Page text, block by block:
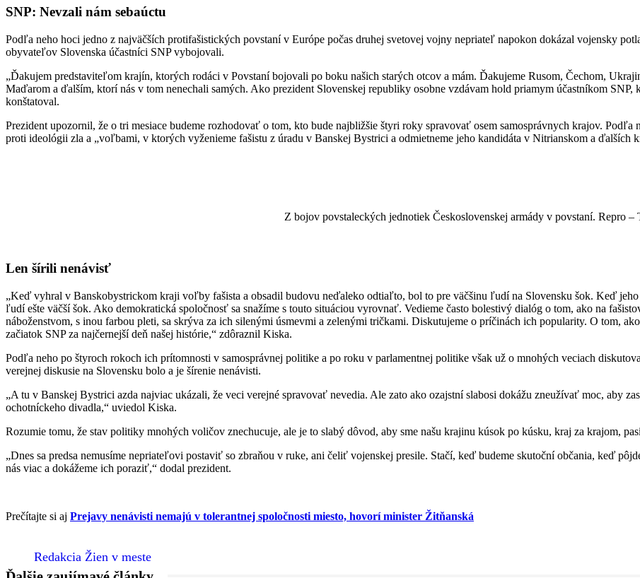
SNP: Nevzali nám sebaúctu
Podľa neho hoci jedno z najväčších protifašistických povstaní v Európe počas druhej svetovej vojny nepriateľ napokon dokázal vojensky
obyvateľov Slovenska účastníci SNP vybojovali.
„Ďakujem predstaviteľom krajín, ktorých rodáci v Povstaní bojovali po boku našich starých otcov a mám. Ďakujeme Rusom, Čechom,
Maďarom a ďalším, ktorí nás v tom nenechali samých. Ako prezident Slovenskej republiky osobne vzdávam hold priamym účastníkom
konštatoval.
Prezident upozornil, že o tri mesiace budeme rozhodovať o tom, kto bude najbližšie štyri roky spravovať osem samosprávnych krajov.
proti ideológii zla a „voľbami, v ktorých vyženieme fašistu z úradu v Banskej Bystrici a odmietneme jeho kandidáta v Nitrianskom a ďalších
Z bojov povstaleckých jednotiek Československej armády v povstaní. Repro –
Len šírili nenávisť
„Keď vyhral v Banskobystrickom kraji voľby fašista a obsadil budovu neďaleko odtiaľto, bol to pre väčšinu ľudí na Slovensku šok. Keď
ľudí ešte väčší šok. Ako demokratická spoločnosť sa snažíme s touto situáciou vyrovnať. Vedieme často bolestivý dialóg o tom, ako na
náboženstvom, s inou farbou pleti, sa skrýva za ich silenými úsmevmi a zelenými tričkami. Diskutujeme o príčinách ich popularity. O tom,
začiatok SNP za najčernejší deň našej histórie,“ zdôraznil Kiska.
Podľa neho po štyroch rokoch ich prítomnosti v samosprávnej politike a po roku v parlamentnej politike však už o mnohých veciach
verejnej diskusie na Slovensku bolo a je šírenie nenávisti.
„A tu v Banskej Bystrici azda najviac ukázali, že veci verejné spravovať nevedia. Ale zato ako ozajstní slabosi dokážu zneužívať moc, aby
ochotníckeho divadla,“ uviedol Kiska.
Rozumie tomu, že stav politiky mnohých voličov znechucuje, ale je to slabý dôvod, aby sme našu krajinu kúsok po kúsku, kraj za krajom,
„Dnes sa predsa nemusíme nepriateľovi postaviť so zbraňou v ruke, ani čeliť vojenskej presile. Stačí, keď budeme skutoční občania, keď
nás viac a dokážeme ich poraziť,“ dodal prezident.
Prečítajte si aj Prejavy nenávisti nemajú v tolerantnej spoločnosti miesto, hovorí minister Žitňanská
Redakcia Žien v meste